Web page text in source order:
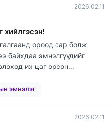
2026.02.11
хийлгэсэн!
ороод сар болж
байхдаа эмнэлгүүдийг
их цаг орсон...
эмнэлэг
2026.02.11